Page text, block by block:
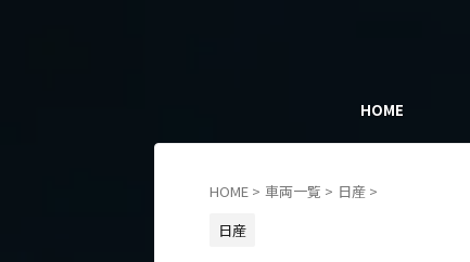
HOME
HOME > 車両一覧 > 日産 >
日産